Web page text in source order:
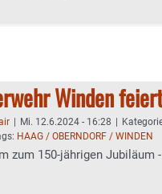
Winden
Mi. 12.6.2024 - 16:28
HAAG / OBERNDORF / WINDEN
zum 150-jährigen Jubiläum